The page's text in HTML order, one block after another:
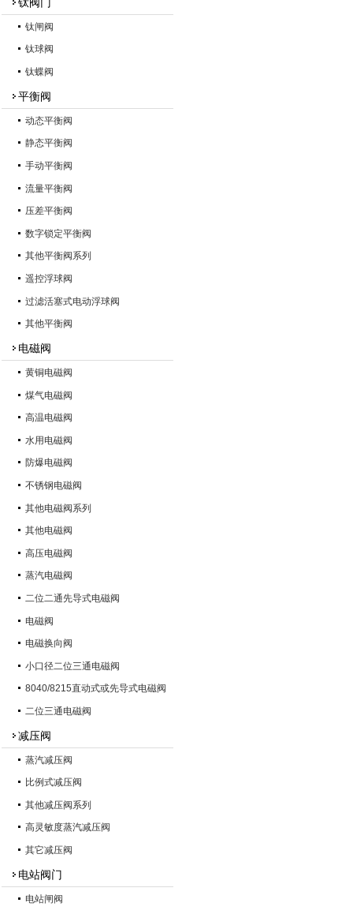
钛阀门
钛闸阀
钛球阀
钛蝶阀
平衡阀
动态平衡阀
静态平衡阀
手动平衡阀
流量平衡阀
压差平衡阀
数字锁定平衡阀
其他平衡阀系列
遥控浮球阀
过滤活塞式电动浮球阀
其他平衡阀
电磁阀
黄铜电磁阀
煤气电磁阀
高温电磁阀
水用电磁阀
防爆电磁阀
不锈钢电磁阀
其他电磁阀系列
其他电磁阀
高压电磁阀
蒸汽电磁阀
二位二通先导式电磁阀
电磁阀
电磁换向阀
小口径二位三通电磁阀
8040/8215直动式或先导式电磁阀
二位三通电磁阀
减压阀
蒸汽减压阀
比例式减压阀
其他减压阀系列
高灵敏度蒸汽减压阀
其它减压阀
电站阀门
电站闸阀